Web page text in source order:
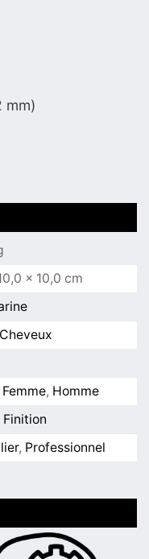
mm)
× 10,0 cm
Cheveux
Femme, Homme
Finition
, Professionnel